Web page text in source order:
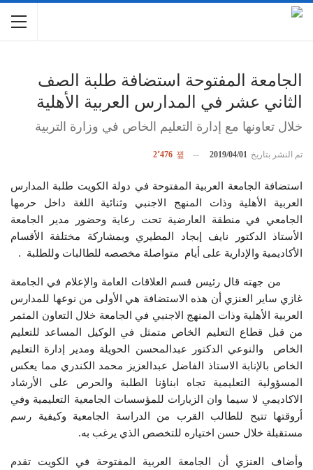
الجامعة المفتوحة استضافة طلبة الصف
الثاني عشر في المدارس العربية الأهلية
خلال تعاونها مع إدارة التعليم الخاص في وزارة التربية
تم النشر بتاريخ 2019/04/01
استضافة الجامعة العربية المفتوحة في دولة الكويت طلبة المدارس
العربية الأهلية وذات المنهج الاجنبي وثنائية اللغة داخل حرمها
الجامعي في منطقة العارضية تحت رعاية وحضور مدير الجامعة
الأستاذ الدكتور نايف إبجاد المطيري وبمشاركة مختلفة الأقسام
الأكاديمية والإدارية على أيام متواصلة مخصصه للطالبات وللطلبة .
من جهته قال رئيس قسم العلاقات العامة والإعلام في الجامعة
غازي ساير العنزي أن هذه الاستضافة هي الأولى من نوعها للمدارس
العربية الأهلية وذات المنهج الاجنبي في الجامعة خلال التعاون المثمر
من قبل قطاع التعليم الخاص متمثل في الوكيل المساعد للتعليم
الخاص والنوعي الدكتور عبدالمحسن الحويلة ومدير إدارة التعليم
الخاص بالإنابة الاستاذ الفاضل عبدالعزيز محمد الكندري مما يعكس
المسؤولية التعليمية تجاه ابناؤنا الطلبة والحرص على الأرشاد
الاكاديمي لا سيما وان الزيارات للمؤسسات الجامعية التعليمية وفي
أروقتها تتيح للطالب القرب من الدراسة الجامعية وكيفية رسم
مستقبلة خلال حسن اختياره للتخصص الذي يرغب به.
وأضاف العنزي أن الجامعة العربية المفتوحة في الكويت تقدم